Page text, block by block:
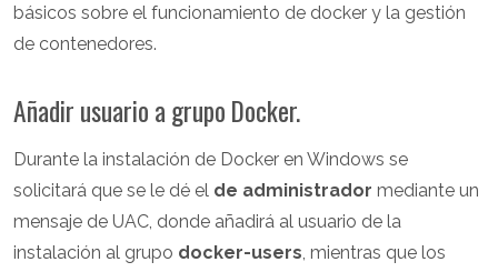
básicos sobre el funcionamiento de docker y la gestión
de contenedores.
Añadir usuario a grupo Docker.
Durante la instalación de Docker en Windows se
solicitará que se le dé el de administrador mediante un
mensaje de UAC, donde añadirá al usuario de la
instalación al grupo docker-users, mientras que los